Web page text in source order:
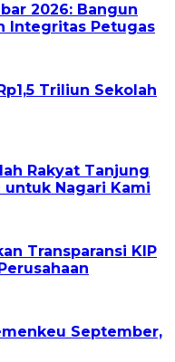
2026: Bangun
Integritas Petugas
Triliun Sekolah
Rakyat Tanjung
untuk Nagari Kami
Transparansi KIP
September,